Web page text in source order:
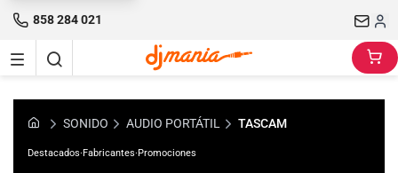
858 284 021
SONIDO AUDIO PORTÁTIL TASCAM
Destacados·Fabricantes·Promociones